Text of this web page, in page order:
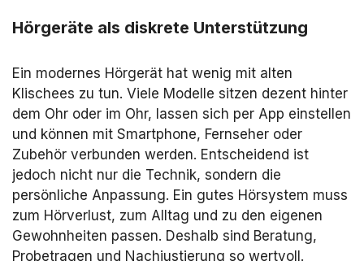
Hörgeräte als diskrete Unterstützung
Ein modernes Hörgerät hat wenig mit alten
Klischees zu tun. Viele Modelle sitzen dezent hinter
dem Ohr oder im Ohr, lassen sich per App einstellen
und können mit Smartphone, Fernseher oder
Zubehör verbunden werden. Entscheidend ist
jedoch nicht nur die Technik, sondern die
persönliche Anpassung. Ein gutes Hörsystem muss
zum Hörverlust, zum Alltag und zu den eigenen
Gewohnheiten passen. Deshalb sind Beratung,
Probetragen und Nachjustierung so wertvoll.